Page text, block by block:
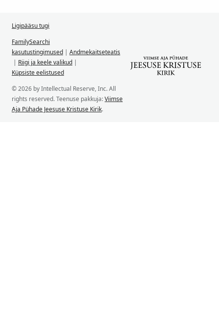
Ligipääsu tugi
FamilySearchi
kasutustingimused | Andmekaitseteatis
| Riigi ja keele valikud |
Küpsiste eelistused
© 2026 by Intellectual Reserve, Inc. All
rights reserved. Teenuse pakkuja:Viimse
Aja Pühade Jeesuse Kristuse Kirik.